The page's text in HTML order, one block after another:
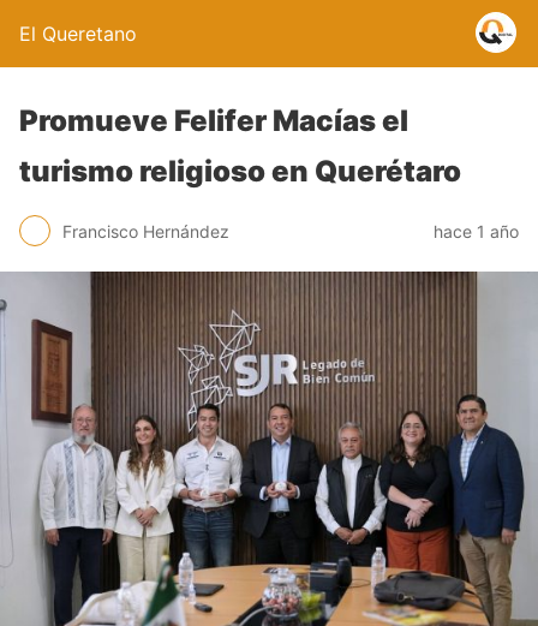
El Queretano
Promueve Felifer Macías el
turismo religioso en Querétaro
Francisco Hernández hace 1 año